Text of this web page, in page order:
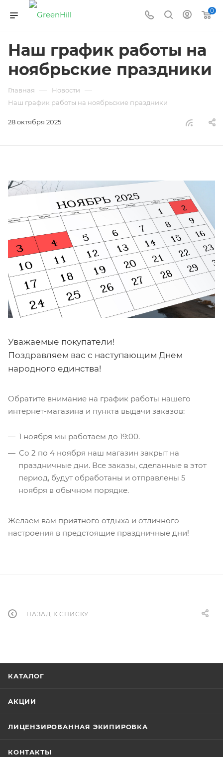
0
Наш график работы на
ноябрьские праздники
Главная — Новости —
Наш график работы на ноябрьские праздники
28 октября 2025
Уважаемые покупатели!
Поздравляем вас с наступающим Днем
народного единства!
Обратите внимание на график работы нашего
интернет-магазина и пункта выдачи заказов:
1 ноября мы работаем до 19:00.
Со 2 по 4 ноября наш магазин закрыт на
праздничные дни. Все заказы, сделанные в этот
период, будут обработаны и отправлены 5
ноября в обычном порядке.
Желаем вам приятного отдыха и отличного
настроения в предстоящие праздничные дни!
НАЗАД К СПИСКУ
КАТАЛОГ
АКЦИИ
ЛИЦЕНЗИРОВАННАЯ ЭКИПИРОВКА
КОНТАКТЫ